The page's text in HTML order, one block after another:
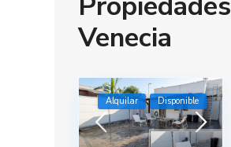
Venecia
Alquilar Disponible